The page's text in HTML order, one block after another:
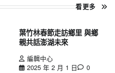
看更多
葉竹林春節走訪鄉里 與鄉
親共話澎湖未來
編輯中心
2025 年 2 月 1 日
0